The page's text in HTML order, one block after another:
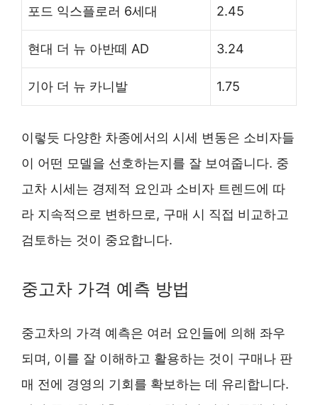
포드 익스플로러 6세대 2.45
현대 더 뉴 아반떼 AD 3.24
기아 더 뉴 카니발 1.75
이렇듯 다양한 차종에서의 시세 변동은 소비자들
이 어떤 모델을 선호하는지를 잘 보여줍니다. 중
고차 시세는 경제적 요인과 소비자 트렌드에 따
라 지속적으로 변하므로, 구매 시 직접 비교하고
검토하는 것이 중요합니다.
중고차 가격 예측 방법
중고차의 가격 예측은 여러 요인들에 의해 좌우
되며, 이를 잘 이해하고 활용하는 것이 구매나 판
매 전에 경영의 기회를 확보하는 데 유리합니다.